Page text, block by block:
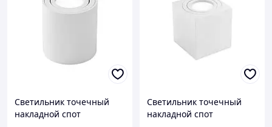
Светильник точечный
накладной спот
Светильник точечный
накладной спот